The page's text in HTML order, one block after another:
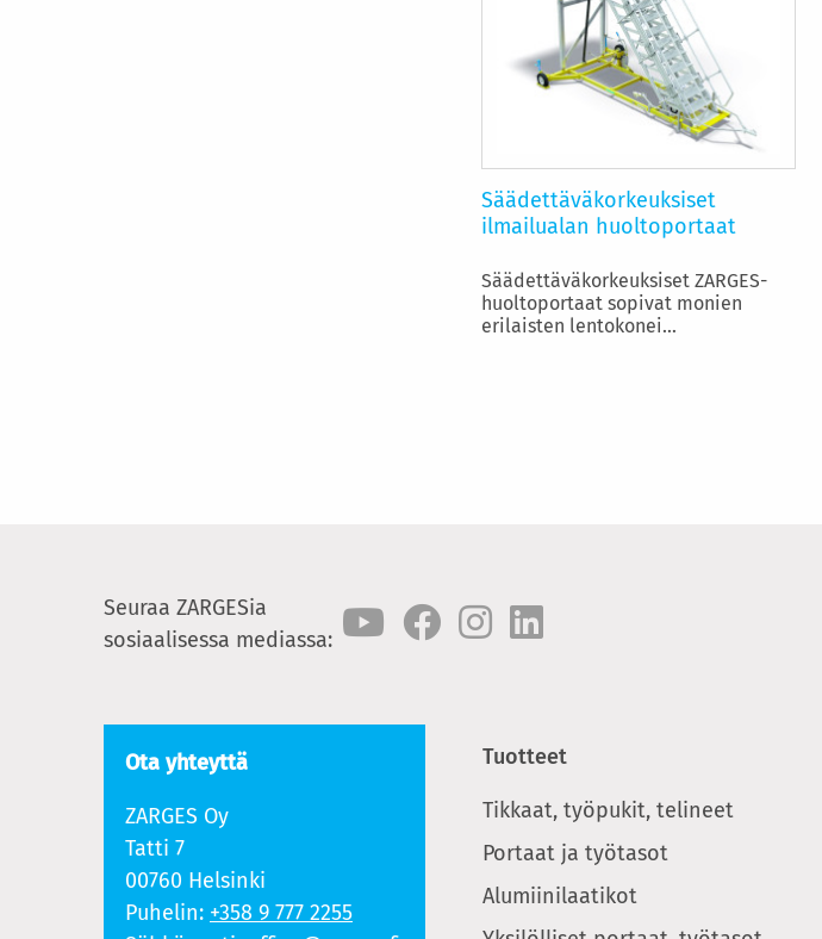
Säädettäväkorkeuksiset
ilmailualan huoltoportaat
Säädettäväkorkeuksiset ZARGES-
huoltoportaat sopivat monien
erilaisten lentokonei...
Seuraa ZARGESia
sosiaalisessa mediassa:
Ota yhteyttä
ZARGES Oy
Tatti 7
00760 Helsinki
Puhelin: +358 9 777 2255
Tuotteet
Tikkaat, työpukit, telineet
Portaat ja työtasot
Alumiinilaatikot